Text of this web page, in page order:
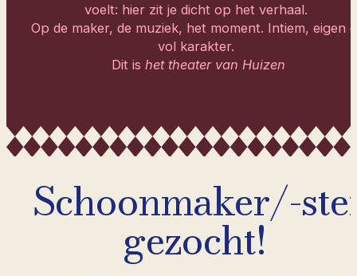
voelt: hier zit je dicht op het verhaal.
Op de maker, de muziek, het moment. Intiem, eigen
vol karakter.
Dit is het theater van Huizen
Schoonmaker/-
gezocht!